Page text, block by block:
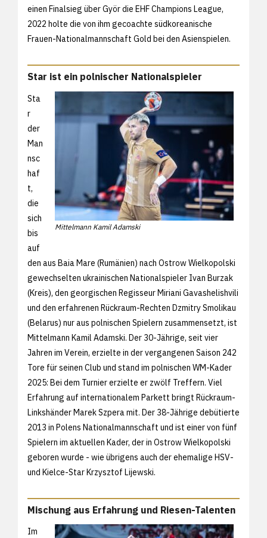
einen Finalsieg über Györ die EHF Champions League,
2022 holte die von ihm gecoachte südkoreanische
Frauen-Nationalmannschaft Gold bei den Asienspielen.
Star ist ein polnischer Nationalspieler
Mittelmann Kamil Adamski
Sta
r
der
Man
nsc
haf
t,
die
sich
bis
auf
den aus Baia Mare (Rumänien) nach Ostrow Wielkopolski
gewechselten ukrainischen Nationalspieler Ivan Burzak
(Kreis), den georgischen Regisseur Miriani Gavashelishvili
und den erfahrenen Rückraum-Rechten Dzmitry Smolikau
(Belarus) nur aus polnischen Spielern zusammensetzt, ist
Mittelmann Kamil Adamski. Der 30-Jährige, seit vier
Jahren im Verein, erzielte in der vergangenen Saison 242
Tore für seinen Club und stand im polnischen WM-Kader
2025: Bei dem Turnier erzielte er zwölf Treffern. Viel
Erfahrung auf internationalem Parkett bringt Rückraum-
Linkshänder Marek Szpera mit. Der 38-Jährige debütierte
2013 in Polens Nationalmannschaft und ist einer von fünf
Spielern im aktuellen Kader, der in Ostrow Wielkopolski
geboren wurde - wie übrigens auch der ehemalige HSV-
und Kielce-Star Krzysztof Lijewski.
Mischung aus Erfahrung und Riesen-Talenten
Im